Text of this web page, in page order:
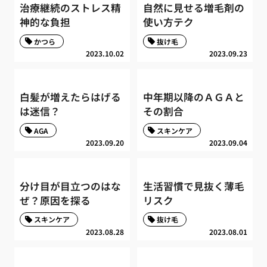
治療継続のストレス精
神的な負担
2023.10.02
かつら
自然に見せる増毛剤の
使い方テク
2023.09.23
抜け毛
白髪が増えたらはげる
は迷信？
2023.09.20
AGA
中年期以降のＡＧＡと
その割合
2023.09.04
スキンケア
分け目が目立つのはな
ぜ？原因を探る
2023.08.28
スキンケア
生活習慣で見抜く薄毛
リスク
2023.08.01
抜け毛